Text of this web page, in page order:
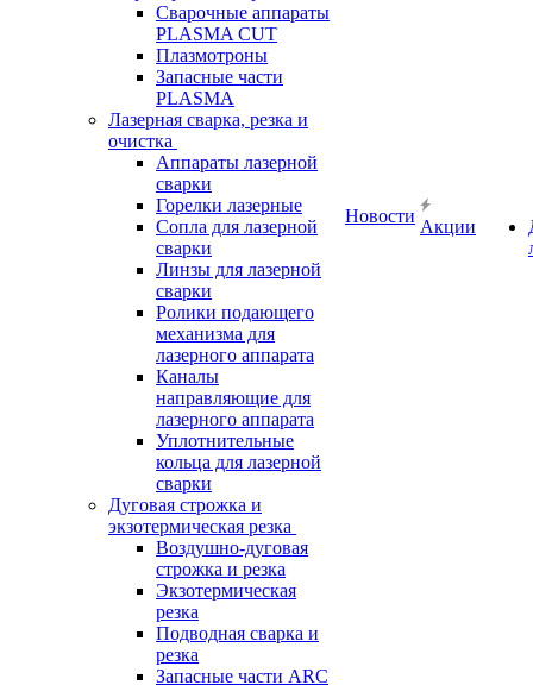
Сварочные аппараты
PLASMA CUT
Плазмотроны
Запасные части
PLASMA
Лазерная сварка, резка и
очистка
Аппараты лазерной
сварки
Горелки лазерные
Сопла для лазерной
сварки
Линзы для лазерной
сварки
Ролики подающего
механизма для
лазерного аппарата
Каналы
направляющие для
лазерного аппарата
Уплотнительные
кольца для лазерной
сварки
Дуговая строжка и
экзотермическая резка
Воздушно-дуговая
строжка и резка
Экзотермическая
резка
Подводная сварка и
резка
Запасные части ARC
Новости
Акции